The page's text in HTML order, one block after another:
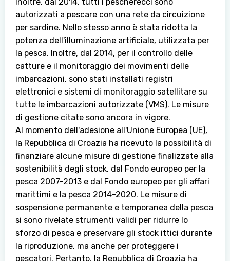
Inoltre, dal 2014, tutti i pescherecci sono
autorizzati a pescare con una rete da circuizione
per sardine. Nello stesso anno è stata ridotta la
potenza dell'illuminazione artificiale, utilizzata per
la pesca. Inoltre, dal 2014, per il controllo delle
catture e il monitoraggio dei movimenti delle
imbarcazioni, sono stati installati registri
elettronici e sistemi di monitoraggio satellitare su
tutte le imbarcazioni autorizzate (VMS). Le misure
di gestione citate sono ancora in vigore.
Al momento dell'adesione all'Unione Europea (UE),
la Repubblica di Croazia ha ricevuto la possibilità di
finanziare alcune misure di gestione finalizzate alla
sostenibilità degli stock, dal Fondo europeo per la
pesca 2007-2013 e dal Fondo europeo per gli affari
marittimi e la pesca 2014-2020. Le misure di
sospensione permanente e temporanea della pesca
si sono rivelate strumenti validi per ridurre lo
sforzo di pesca e preservare gli stock ittici durante
la riproduzione, ma anche per proteggere i
pescatori. Pertanto, la Repubblica di Croazia ha